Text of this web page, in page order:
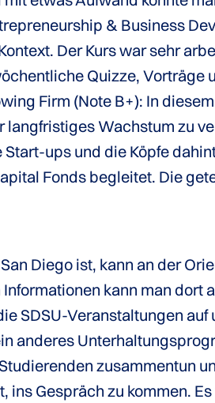
& Business
Der Kurs war sehr
Quizze, Vorträge
Firm (Note B+): In
langfristiges Wachstum zu
ups und die Köpfe
Fonds begleitet. Die
Diego ist, kann an der
kann man dort
SDSU-Veranstaltungen auf
anderes
zusammentun
ins Gespräch zu kommen.